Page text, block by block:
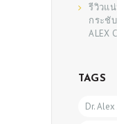
รีวิวแ
กระชั
ALEX
TAGS
Dr.